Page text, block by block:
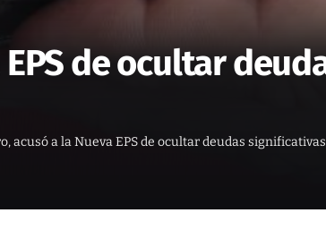
de ocultar
acusó a la Nueva EPS de ocultar deudas